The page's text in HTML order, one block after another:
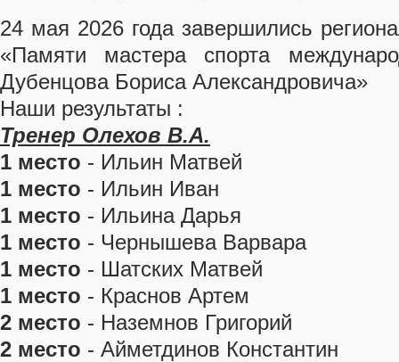
Вы здесь
24 мая 2026 года завершились
«Памяти мастера спорта
Дубенцова Бориса Александровича»
Наши результаты :
Тренер Олехов В.А.
1 место - Ильин Матвей
1 место - Ильин Иван
1 место - Ильина Дарья
1 место - Чернышева Варвара
1 место - Шатских Матвей
1 место - Краснов Артем
2 место - Наземнов Григорий
2 место - Айметдинов Константин